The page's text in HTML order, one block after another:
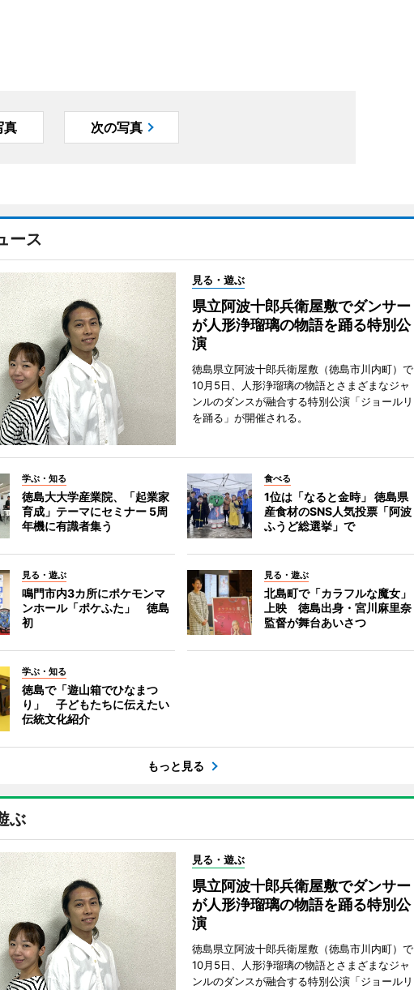
真 次の写真
ース
見る・遊ぶ
県立阿波十郎兵衛屋敷でダンサー
が人形浄瑠璃の物語を踊る特別公
演
徳島県立阿波十郎兵衛屋敷（徳島市川内町）で
10月5日、人形浄瑠璃の物語とさまざまなジャ
ンルのダンスが融合する特別公演「ジョールリ
を踊る」が開催される。
学ぶ・知る
徳島大大学産業院、「起業家
育成」テーマにセミナー 5周
年機に有識者集う
食べる
1位は「なると金時」 徳島県
産食材のSNS人気投票「阿波
ふうど総選挙」で
見る・遊ぶ
鳴門市内3カ所にポケモンマ
ンホール「ポケふた」 徳島
初
見る・遊ぶ
北島町で「カラフルな魔女」
上映 徳島出身・宮川麻里奈
監督が舞台あいさつ
学ぶ・知る
徳島で「遊山箱でひなまつ
り」 子どもたちに伝えたい
伝統文化紹介
もっと見る
ぶ
見る・遊ぶ
県立阿波十郎兵衛屋敷でダンサー
が人形浄瑠璃の物語を踊る特別公
演
徳島県立阿波十郎兵衛屋敷（徳島市川内町）で
10月5日、人形浄瑠璃の物語とさまざまなジャ
ンルのダンスが融合する特別公演「ジョールリ